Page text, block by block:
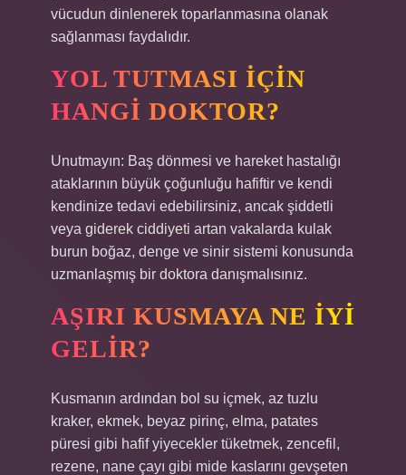
vücudun dinlenerek toparlanmasına olanak
sağlanması faydalıdır.
YOL TUTMASI IÇIN
HANGI DOKTOR?
Unutmayın: Baş dönmesi ve hareket hastalığı
ataklarının büyük çoğunluğu hafiftir ve kendi
kendinize tedavi edebilirsiniz, ancak şiddetli
veya giderek ciddiyeti artan vakalarda kulak
burun boğaz, denge ve sinir sistemi konusunda
uzmanlaşmış bir doktora danışmalısınız.
AŞIRI KUSMAYA NE IYI
GELIR?
Kusmanın ardından bol su içmek, az tuzlu
kraker, ekmek, beyaz pirinç, elma, patates
püresi gibi hafif yiyecekler tüketmek, zencefil,
rezene, nane çayı gibi mide kaslarını gevşeten